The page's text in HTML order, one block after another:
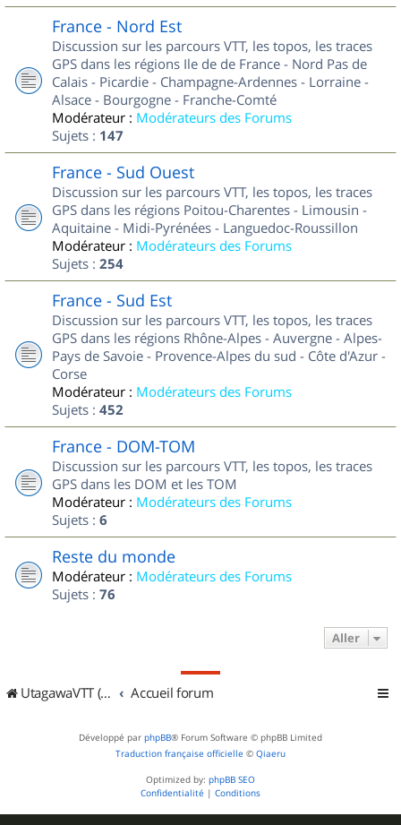
France - Nord Est
Discussion sur les parcours VTT, les topos, les traces
GPS dans les régions Ile de de France - Nord Pas de
Calais - Picardie - Champagne-Ardennes - Lorraine -
Alsace - Bourgogne - Franche-Comté
Modérateur : Modérateurs des Forums
Sujets : 147
France - Sud Ouest
Discussion sur les parcours VTT, les topos, les traces
GPS dans les régions Poitou-Charentes - Limousin -
Aquitaine - Midi-Pyrénées - Languedoc-Roussillon
Modérateur : Modérateurs des Forums
Sujets : 254
France - Sud Est
Discussion sur les parcours VTT, les topos, les traces
GPS dans les régions Rhône-Alpes - Auvergne - Alpes-
Pays de Savoie - Provence-Alpes du sud - Côte d'Azur -
Corse
Modérateur : Modérateurs des Forums
Sujets : 452
France - DOM-TOM
Discussion sur les parcours VTT, les topos, les traces
GPS dans les DOM et les TOM
Modérateur : Modérateurs des Forums
Sujets : 6
Reste du monde
Modérateur : Modérateurs des Forums
Sujets : 76
Aller
UtagawaVTT (Randos VTT et VTTAE avec traces GPS) Accueil forum
Développé par phpBB® Forum Software © phpBB Limited
Traduction française officielle © Qiaeru
Optimized by: phpBB SEO
Confidentialité | Conditions